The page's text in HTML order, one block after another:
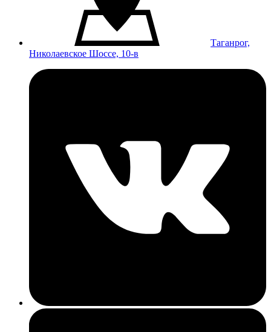
Таганрог,
Николаевское Шоссе, 10-в